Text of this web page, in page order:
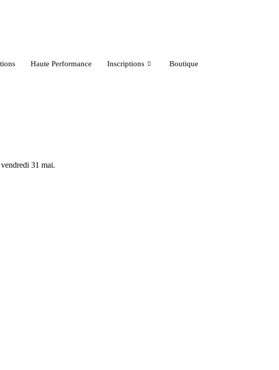
Haute Performance Inscriptions Boutique
31 mai.